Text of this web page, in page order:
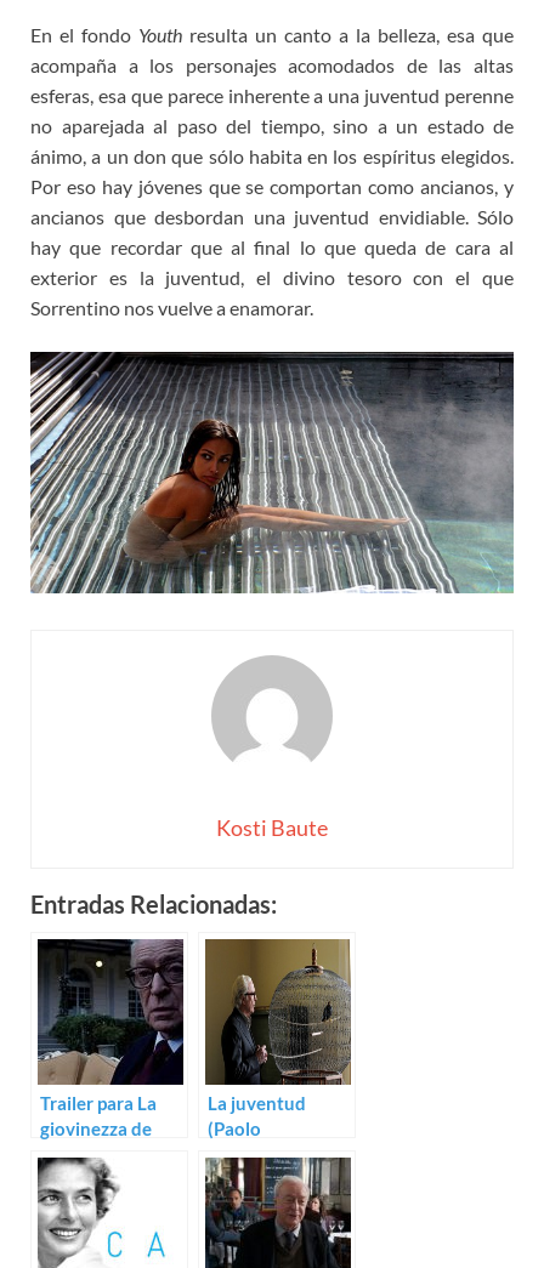
En el fondo Youth resulta un canto a la belleza, esa que
acompaña a los personajes acomodados de las altas
esferas, esa que parece inherente a una juventud perenne
no aparejada al paso del tiempo, sino a un estado de
ánimo, a un don que sólo habita en los espíritus elegidos.
Por eso hay jóvenes que se comportan como ancianos, y
ancianos que desbordan una juventud envidiable. Sólo
hay que recordar que al final lo que queda de cara al
exterior es la juventud, el divino tesoro con el que
Sorrentino nos vuelve a enamorar.
Kosti Baute
Entradas Relacionadas:
Trailer para La
giovinezza de
Paolo Sorrentino
La juventud
(Paolo
Sorrentino)